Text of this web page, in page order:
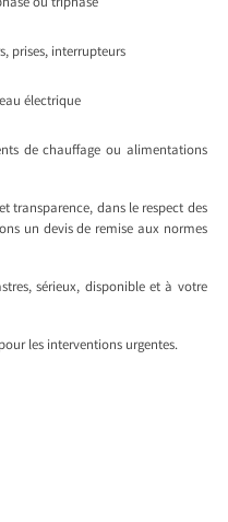
prises, interrupteurs
électrique
de chauffage ou alimentations
transparence, dans le respect des
un devis de remise aux normes
sérieux, disponible et à votre
les interventions urgentes.